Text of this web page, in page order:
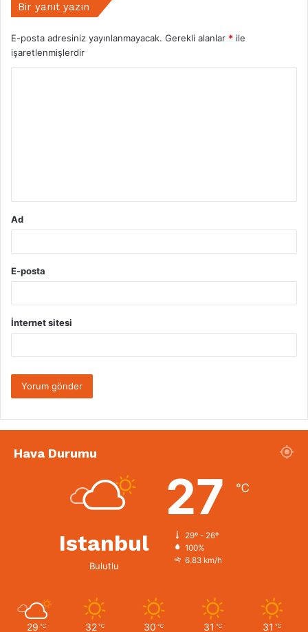
Bir yanıt yazın
E-posta adresiniz yayınlanmayacak. Gerekli alanlar * ile
işaretlenmişlerdir
Ad
E-posta
İnternet sitesi
Hava Durumu
Istanbul
Bulutlu
27 ℃
29º - 26º
100%
6.83 km/h
29 ℃ 32 ℃ 30 ℃ 31 ℃ 31 ℃